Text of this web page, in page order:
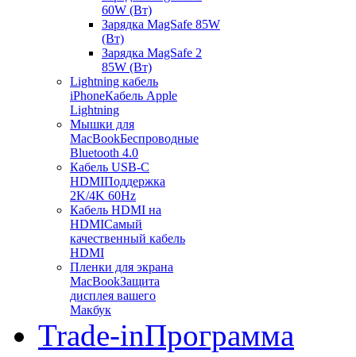
60W (Вт)
Зарядка MagSafe 85W
(Вт)
Зарядка MagSafe 2
85W (Вт)
Lightning кабель
iPhoneКабель Apple
Lightning
Мышки для
MacBookБеспроводные
Bluetooth 4.0
Кабель USB-C
HDMIПоддержка
2K/4K 60Hz
Кабель HDMI на
HDMIСамый
качественный кабель
HDMI
Пленки для экрана
MacBookЗащита
дисплея вашего
Макбук
Trade-inПрограмма